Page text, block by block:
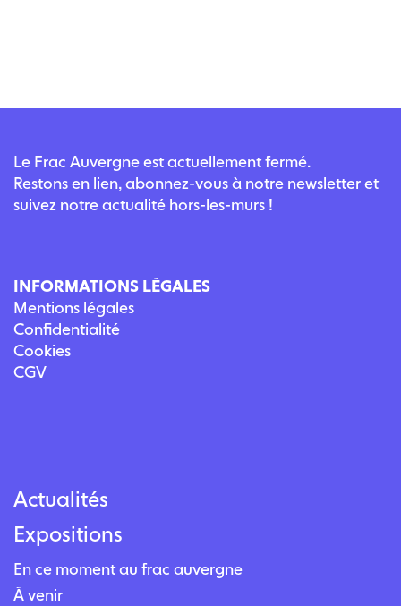
Le Frac Auvergne est actuellement fermé.
Restons en lien, abonnez-vous à notre newsletter et
suivez notre actualité hors-les-murs !
INFORMATIONS LÉGALES
Mentions légales
Confidentialité
Cookies
CGV
Actualités
Expositions
En ce moment au frac auvergne
À venir